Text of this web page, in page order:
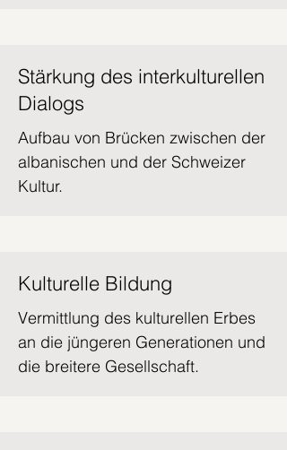
Stärkung des interkulturellen
Dialogs
Aufbau von Brücken zwischen der
albanischen und der Schweizer
Kultur.
Kulturelle Bildung
Vermittlung des kulturellen Erbes
an die jüngeren Generationen und
die breitere Gesellschaft.